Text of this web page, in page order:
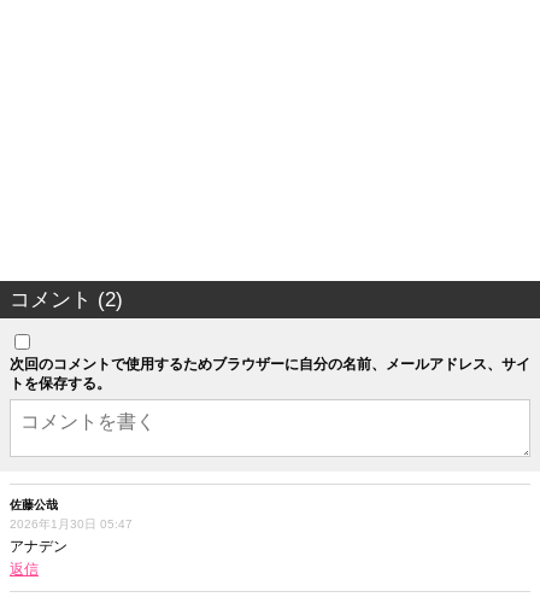
コメント (2)
次回のコメントで使用するためブラウザーに自分の名前、メールアドレス、サイ
トを保存する。
佐藤公哉
2026年1月30日 05:47
アナデン
返信